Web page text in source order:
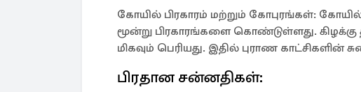
கோயில் பிரகாரம் மற்றும் கோபுரங்கள்:
மூன்று பிரகாரங்களை கொண்டுள்ளது.
மிகவும் பெரியது. இதில் புராண
பிரதான சன்னதிகள்: